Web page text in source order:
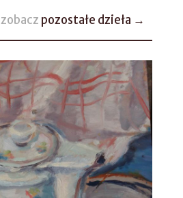
zobacz pozostałe dzieła →